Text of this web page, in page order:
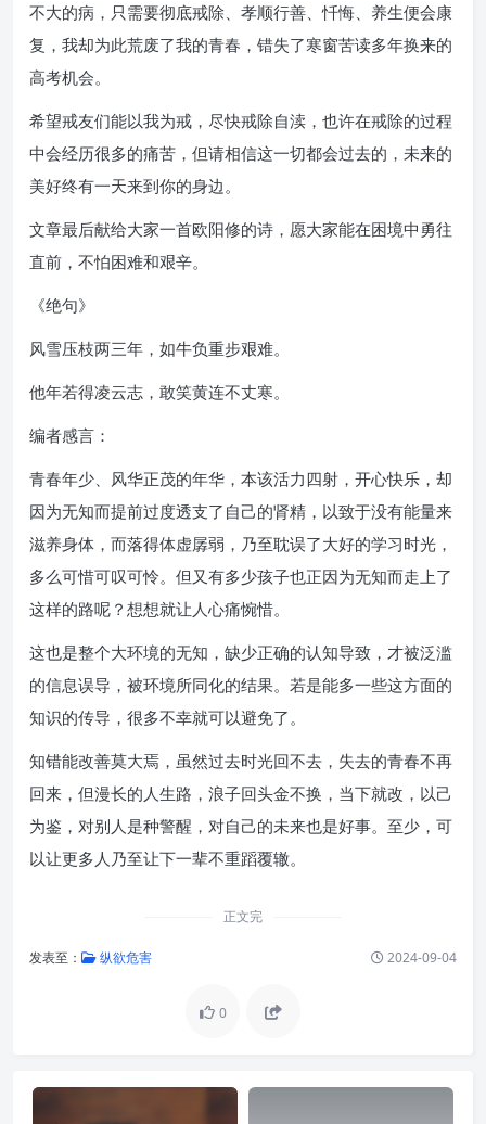
不大的病，只需要彻底戒除、孝顺行善、忏悔、养生便会康
复，我却为此荒废了我的青春，错失了寒窗苦读多年换来的
高考机会。
希望戒友们能以我为戒，尽快戒除自渎，也许在戒除的过程
中会经历很多的痛苦，但请相信这一切都会过去的，未来的
美好终有一天来到你的身边。
文章最后献给大家一首欧阳修的诗，愿大家能在困境中勇往
直前，不怕困难和艰辛。
《绝句》
风雪压枝两三年，如牛负重步艰难。
他年若得凌云志，敢笑黄连不丈寒。
编者感言：
青春年少、风华正茂的年华，本该活力四射，开心快乐，却
因为无知而提前过度透支了自己的肾精，以致于没有能量来
滋养身体，而落得体虚孱弱，乃至耽误了大好的学习时光，
多么可惜可叹可怜。但又有多少孩子也正因为无知而走上了
这样的路呢？想想就让人心痛惋惜。
这也是整个大环境的无知，缺少正确的认知导致，才被泛滥
的信息误导，被环境所同化的结果。若是能多一些这方面的
知识的传导，很多不幸就可以避免了。
知错能改善莫大焉，虽然过去时光回不去，失去的青春不再
回来，但漫长的人生路，浪子回头金不换，当下就改，以己
为鉴，对别人是种警醒，对自己的未来也是好事。至少，可
以让更多人乃至让下一辈不重蹈覆辙。
正文完
发表至： 纵欲危害 2024-09-04
0